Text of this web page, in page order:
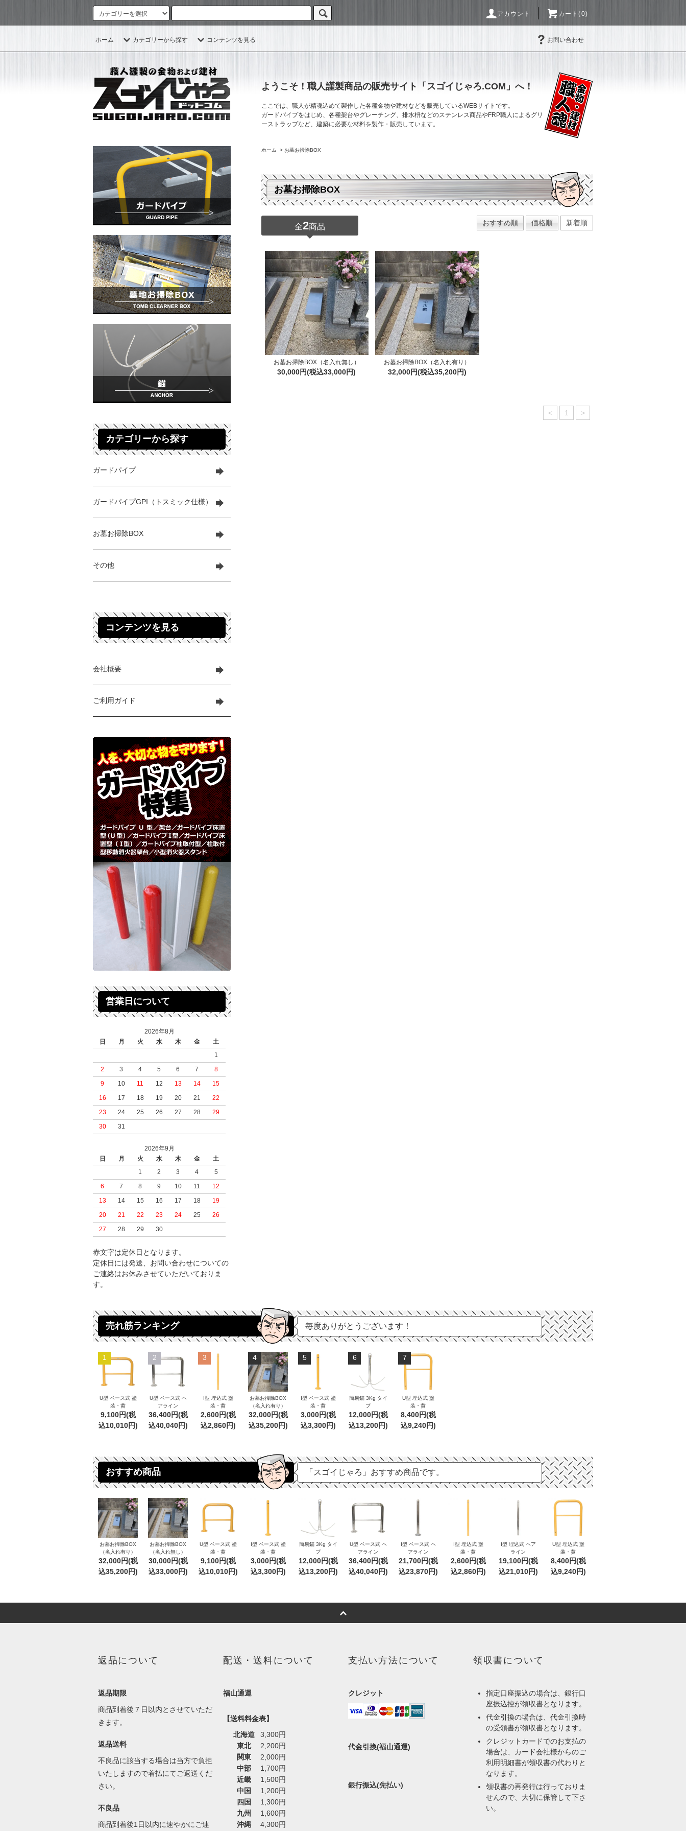
アカウント カート(0)
ホーム カテゴリーから探す コンテンツを見る お問い合わせ
ようこそ！職人謹製商品の販売サイト「スゴイじゃろ.COM」へ！
ここでは、職人が精魂込めて製作した各種金物や建材などを販売しているWEBサイトです。
ガードパイプをはじめ、各種架台やグレーチング、排水枡などのステンレス商品やFRP職人によるグリ
ーストラップなど、建築に必要な材料を製作・販売しています。
ホーム > お墓お掃除BOX
お墓お掃除BOX
全2商品 おすすめ順 価格順 新着順
お墓お掃除BOX（名入れ無し）
30,000円(税込33,000円)
お墓お掃除BOX（名入れ有り）
32,000円(税込35,200円)
< 1 >
カテゴリーから探す
ガードパイプ
ガードパイプGPI（トスミック仕様）
お墓お掃除BOX
その他
コンテンツを見る
会社概要
ご利用ガイド
営業日について
2026年8月
日
月 火 水 木 金
土
1
2
3 4 5 6 7
8
9
10 11 12 13 14
15
16
17 18 19 20 21
22
23
24 25 26 27 28
29
30
31
2026年9月
日
月 火 水 木 金
土
1
2 3 4
5
6
7 8 9 10 11
12
13
14 15 16 17 18
19
20
21 22 23 24 25
26
27
28 29 30
赤文字は定休日となります。
定休日には発送、お問い合わせについての
ご連絡はお休みさせていただいておりま
す。
売れ筋ランキング 毎度ありがとうございます！
1
U型 ベース式 塗
装・黄
9,100円(税
込10,010円)
2
U型 ベース式 ヘ
アライン
36,400円(税
込40,040円)
3
I型 埋込式 塗
装・黄
2,600円(税
込2,860円)
4
お墓お掃除BOX
（名入れ有り）
32,000円(税
込35,200円)
5
I型 ベース式 塗
装・黄
3,000円(税
込3,300円)
6
簡易錨 3Kg タイ
プ
12,000円(税
込13,200円)
7
U型 埋込式 塗
装・黄
8,400円(税
込9,240円)
おすすめ商品 「スゴイじゃろ」おすすめ商品です。
お墓お掃除BOX
（名入れ有り）
32,000円(税
込35,200円)
お墓お掃除BOX
（名入れ無し）
30,000円(税
込33,000円)
U型 ベース式 塗
装・黄
9,100円(税
込10,010円)
I型 ベース式 塗
装・黄
3,000円(税
込3,300円)
簡易錨 3Kg タイ
プ
12,000円(税
込13,200円)
U型 ベース式 ヘ
アライン
36,400円(税
込40,040円)
I型 ベース式 ヘ
アライン
21,700円(税
込23,870円)
I型 埋込式 塗
装・黄
2,600円(税
込2,860円)
I型 埋込式 ヘア
ライン
19,100円(税
込21,010円)
U型 埋込式 塗
装・黄
8,400円(税
込9,240円)
返品について
返品期限
商品到着後７日以内とさせていただ
きます。
返品送料
不良品に該当する場合は当方で負担
いたしますので着払にてご返送くだ
さい。
不良品
商品到着後1日以内に速やかにご連
配送・送料について
福山通運
【送料料金表】
北海道
3,300円
東北
2,200円
関東
2,000円
中部
1,700円
近畿
1,500円
中国
1,200円
四国
1,300円
九州
1,600円
沖縄
4,300円
支払い方法について
クレジット
代金引換(福山通運)
銀行振込(先払い)
領収書について
指定口座振込の場合は、銀行口
座振込控が領収書となります。
代金引換の場合は、代金引換時
の受領書が領収書となります。
クレジットカードでのお支払の
場合は、カード会社様からのご
利用明細書が領収書の代わりと
なります。
領収書の再発行は行っておりま
せんので、大切に保管して下さ
い。